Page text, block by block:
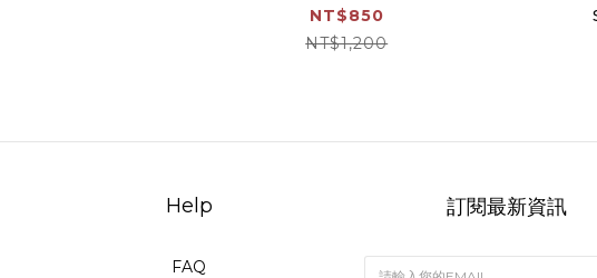
NT$850
NT$1,200
Help
FAQ
訂閱最新資訊